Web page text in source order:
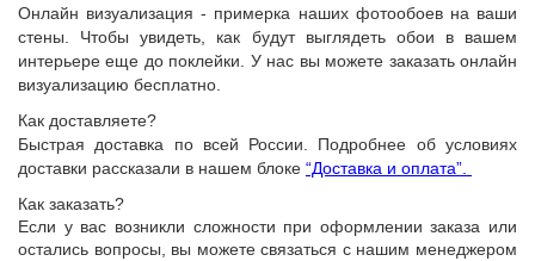
Онлайн визуализация - примерка наших фотообоев на ваши
стены. Чтобы увидеть, как будут выглядеть обои в вашем
интерьере еще до поклейки. У нас вы можете заказать онлайн
визуализацию бесплатно.
Как доставляете?
Быстрая доставка по всей России. Подробнее об условиях
доставки рассказали в нашем блоке “Доставка и оплата”.
Как заказать?
Если у вас возникли сложности при оформлении заказа или
остались вопросы, вы можете связаться с нашим менеджером